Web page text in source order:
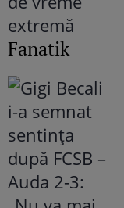
Fanatik